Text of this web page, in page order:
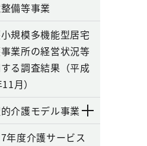
備等事業
規模多機能型居宅
業所の経営状況等
る調査結果（平成
月）
介護モデル事業
年度介護サービス